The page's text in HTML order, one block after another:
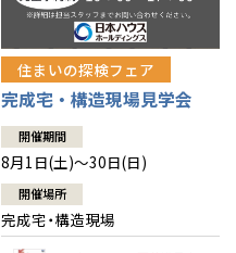
住まいの探検フェア
完成宅・構造現場見学会
開催期間
8月1日(土)～30日(日)
開催場所
完成宅・構造現場